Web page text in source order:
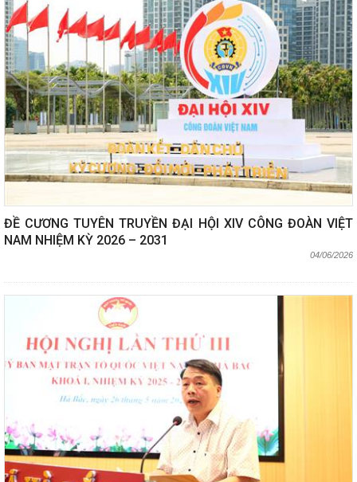
ĐỀ CƯƠNG TUYÊN TRUYỀN ĐẠI HỘI XIV CÔNG ĐOÀN VIỆT
NAM NHIỆM KỲ 2026 – 2031
04/06/2026